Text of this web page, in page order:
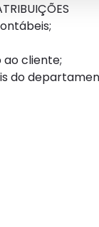
cliente;
do